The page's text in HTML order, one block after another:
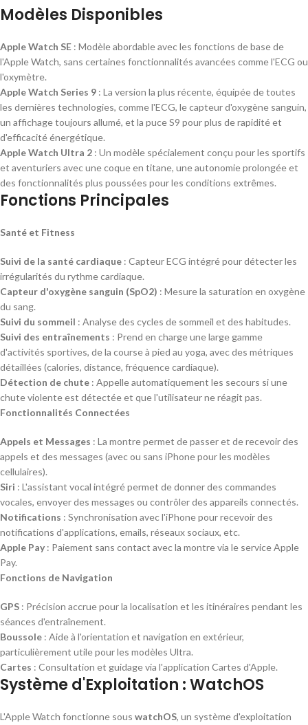
Modèles Disponibles
Apple Watch SE : Modèle abordable avec les fonctions de base de
l'Apple Watch, sans certaines fonctionnalités avancées comme l'ECG ou
l'oxymètre.
Apple Watch Series 9 : La version la plus récente, équipée de toutes
les dernières technologies, comme l'ECG, le capteur d'oxygène sanguin,
un affichage toujours allumé, et la puce S9 pour plus de rapidité et
d'efficacité énergétique.
Apple Watch Ultra 2 : Un modèle spécialement conçu pour les sportifs
et aventuriers avec une coque en titane, une autonomie prolongée et
des fonctionnalités plus poussées pour les conditions extrêmes.
Fonctions Principales
Santé et Fitness
Suivi de la santé cardiaque : Capteur ECG intégré pour détecter les
irrégularités du rythme cardiaque.
Capteur d'oxygène sanguin (SpO2) : Mesure la saturation en oxygène
du sang.
Suivi du sommeil : Analyse des cycles de sommeil et des habitudes.
Suivi des entraînements : Prend en charge une large gamme
d'activités sportives, de la course à pied au yoga, avec des métriques
détaillées (calories, distance, fréquence cardiaque).
Détection de chute : Appelle automatiquement les secours si une
chute violente est détectée et que l'utilisateur ne réagit pas.
Fonctionnalités Connectées
Appels et Messages : La montre permet de passer et de recevoir des
appels et des messages (avec ou sans iPhone pour les modèles
cellulaires).
Siri : L'assistant vocal intégré permet de donner des commandes
vocales, envoyer des messages ou contrôler des appareils connectés.
Notifications : Synchronisation avec l'iPhone pour recevoir des
notifications d'applications, emails, réseaux sociaux, etc.
Apple Pay : Paiement sans contact avec la montre via le service Apple
Pay.
Fonctions de Navigation
GPS : Précision accrue pour la localisation et les itinéraires pendant les
séances d'entraînement.
Boussole : Aide à l'orientation et navigation en extérieur,
particulièrement utile pour les modèles Ultra.
Cartes : Consultation et guidage via l'application Cartes d'Apple.
Système d'Exploitation : WatchOS
L'Apple Watch fonctionne sous watchOS, un système d'exploitation